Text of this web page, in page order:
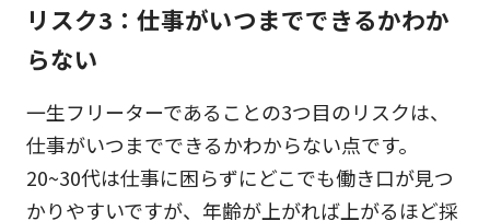
リスク3：仕事がいつまでできるかわか
らない
一生フリーターであることの3つ目のリスクは、
仕事がいつまでできるかわからない点です。
20~30代は仕事に困らずにどこでも働き口が見つ
かりやすいですが、年齢が上がれば上がるほど採